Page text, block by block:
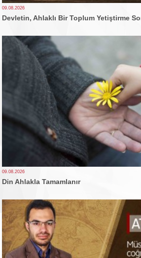
09.08.2026
Devletin, Ahlaklı Bir Toplum Yetiştirme
09.08.2026
Din Ahlakla Tamamlanır